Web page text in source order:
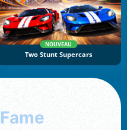
NOUVEAU
Two Stunt Supercars
Fame